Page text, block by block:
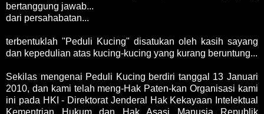
bertanggung jawab...
dari persahabatan...
terbentuklah "Peduli Kucing" disatukan oleh kasih sayang
dan kepedulian atas kucing-kucing yang kurang beruntung...
Sekilas mengenai Peduli Kucing berdiri tanggal 13 Januari
2010, dan kami telah meng-Hak Paten-kan Organisasi kami
ini pada HKI - Direktorat Jenderal Hak Kekayaan Intelektual
Kementrian Hukum dan Hak Asasi Manusia Republik